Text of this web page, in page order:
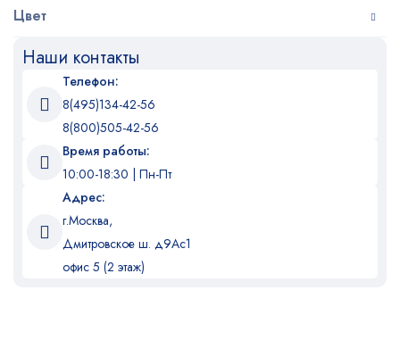
Цвет
Наши контакты
Телефон:
8(495)134-42-56
8(800)505-42-56
Время работы:
10:00-18:30 | Пн-Пт
Адрес:
г.Москва,
Дмитровское ш. д9Ас1
офис 5 (2 этаж)